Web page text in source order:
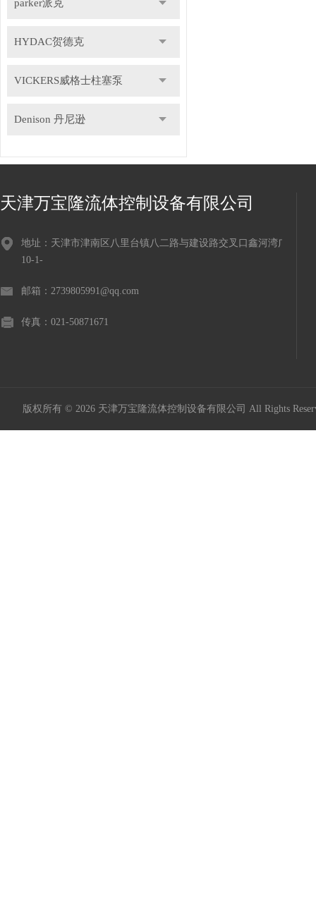
parker派克
HYDAC贺德克
VICKERS威格士柱塞泵
Denison 丹尼逊
天津万宝隆流体控制设备有限公司
地址：天津市津南区八里台镇八二路与建设路交叉口鑫河湾广场
10-1-
邮箱：2739805991@qq.com
传真：021-50871671
版权所有 © 2026 天津万宝隆流体控制设备有限公司 All Rights